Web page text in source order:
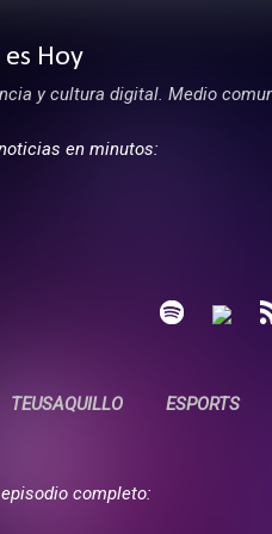
es Hoy
y cultura digital. Medio
en minutos:
TEUSAQUILLO ESPORTS
completo: